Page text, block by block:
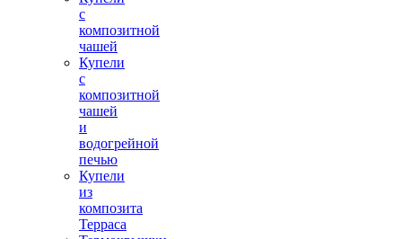
с
композитной
чашей
Купели
с
композитной
чашей
и
водогрейной
печью
Купели
из
композита
Терраса